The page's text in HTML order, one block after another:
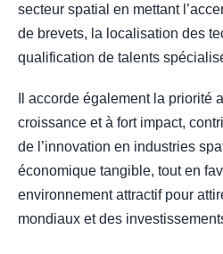
secteur spatial en mettant
de brevets, la localisation des
qualification de talents
Il accorde également la priorité
croissance et à fort impact,
de l’innovation en industries
économique tangible, tout en
environnement attractif pour
mondiaux et des